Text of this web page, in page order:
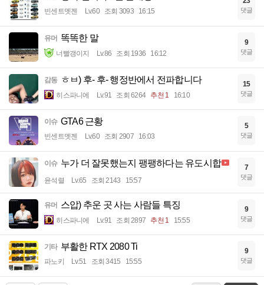
빈센트멧젠 Lv.60 조회 3093 16:15 댓글
유머 똑똑한 말
너빨갱이지 Lv.86 조회 1936 16:12
9
댓글
감동 ㅎㅂ) 후- 후- 행정반에서 전파합니다
히스파니에 Lv.91 조회 6264 추천 1 16:10
15
댓글
이슈 GTA6 근황
빈센트멧젠 Lv.60 조회 2907 16:03
5
댓글
이슈 누가 더 잘못했는지 팽팽하다는 유도시합
윤석렬 Lv.65 조회 2143 15:57
7
댓글
유머 스압) 추운 곳 사는 사람들 특징
히스파니에 Lv.91 조회 2897 추천 1 15:55
9
댓글
기타 부활한 RTX 2080 Ti
파노키 Lv.51 조회 3415 15:55
9
댓글